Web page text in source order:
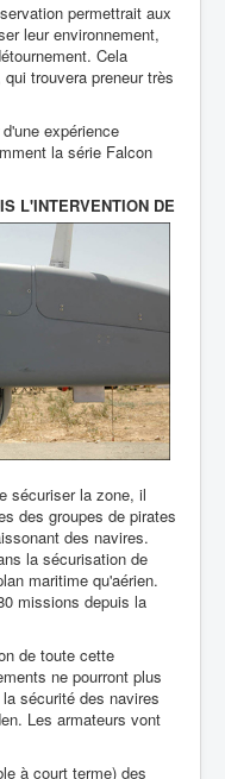
permettrait aux
leur environnement,
Cela
trouvera preneur très
expérience
la série Falcon
L'INTERVENTION DE
sécuriser la zone, il
des groupes de pirates
des navires.
la sécurisation de
maritime qu'aérien.
missions depuis la
de toute cette
ne pourront plus
sécurité des navires
Les armateurs vont
à court terme) des